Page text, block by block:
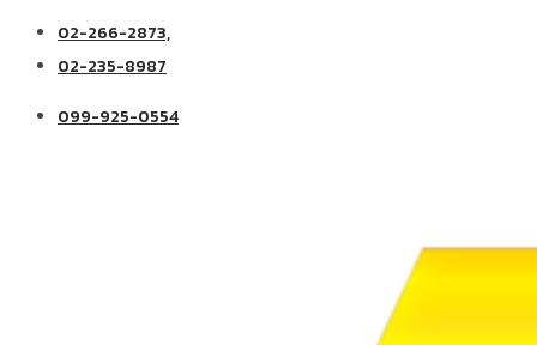
02-266-2873,
02-235-8987
099-925-0554